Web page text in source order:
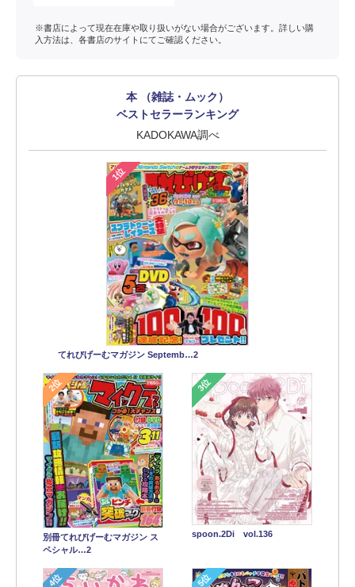
※書店によって現在在庫や取り扱いがない場合がございます。詳しい購
入方法は、各書店のサイトにてご確認ください。
本 （雑誌・ムック）
ベストセラーランキング
KADOKAWA調べ
1位
てれびげーむマガジン Septemb…2
2位
別冊てれびげーむマガジン ス
ペシャル…2
3位
spoon.2Di vol.136
4位 5位